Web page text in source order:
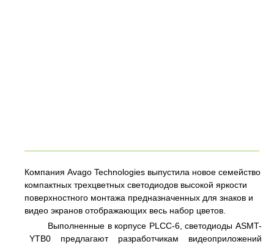
Компания Avago Technologies выпустила новое семейство
компактных трехцветных светодиодов высокой яркости
поверхностного монтажа предназначенных для знаков и
видео экранов отображающих весь набор цветов.
Выполненные в корпусе PLCC-6, светодиоды ASMT-
YTB0 предлагают разработчикам видеоприложений